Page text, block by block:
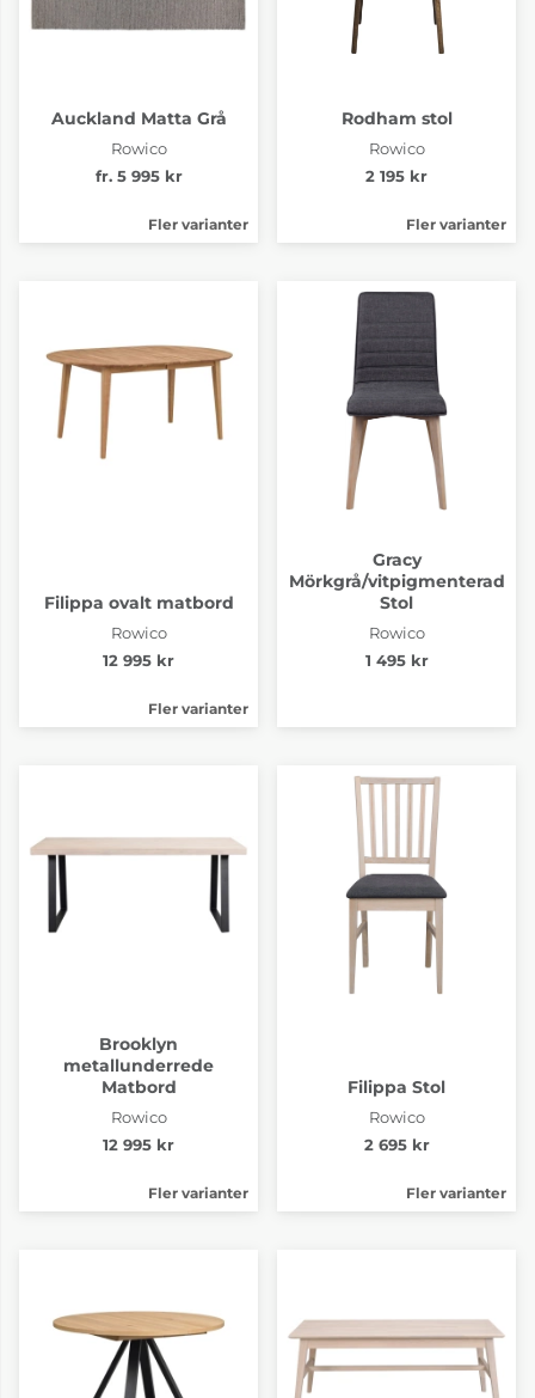
Auckland Matta Grå
Rowico
fr. 5 995 kr
Fler varianter
Rodham stol
Rowico
2 195 kr
Fler varianter
Filippa ovalt matbord
Rowico
12 995 kr
Fler varianter
Gracy
Mörkgrå/vitpigmenterad
Stol
Rowico
1 495 kr
Brooklyn
metallunderrede
Matbord
Rowico
12 995 kr
Fler varianter
Filippa Stol
Rowico
2 695 kr
Fler varianter